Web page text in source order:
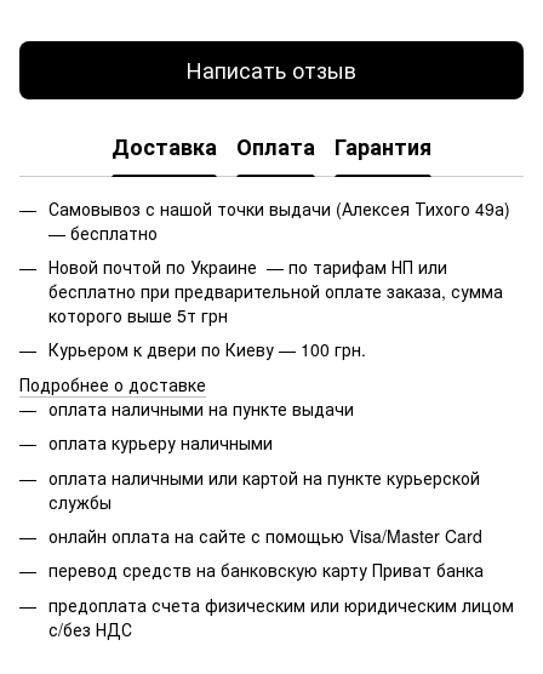
Написать отзыв
Доставка Оплата Гарантия
Самовывоз с нашой точки выдачи (Алексея Тихого 49а)
— бесплатно
Новой почтой по Украине — по тарифам НП или
бесплатно при предварительной оплате заказа, сумма
которого выше 5т грн
Курьером к двери по Киеву — 100 грн.
Подробнее о доставке
оплата наличными на пункте выдачи
оплата курьеру наличными
оплата наличными или картой на пункте курьерской
службы
онлайн оплата на сайте с помощью Visa/Master Card
перевод средств на банковскую карту Приват банка
предоплата счета физическим или юридическим лицом
с/без НДС